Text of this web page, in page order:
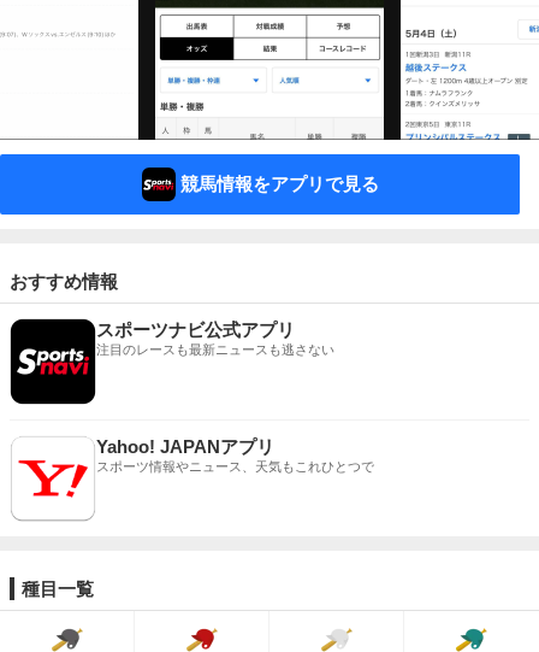
競馬情報をアプリで見る
おすすめ情報
スポーツナビ公式アプリ
注目のレースも最新ニュースも逃さない
Yahoo! JAPANアプリ
スポーツ情報やニュース、天気もこれひとつで
種目一覧